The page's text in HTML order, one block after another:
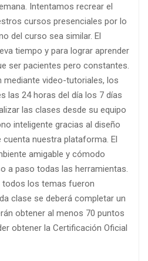
Intentamos recrear el
cursos presenciales por lo
del curso sea similar. El
tiempo y para lograr aprender
ser pacientes pero constantes.
mediante video-tutoriales, los
las 24 horas del día los 7 días
las clases desde su equipo
inteligente gracias al diseño
nuestra plataforma. El
amigable y cómodo
a paso todas las herramientas.
todos los temas fueron
clase se deberá completar un
obtener al menos 70 puntos
obtener la Certificación Oficial